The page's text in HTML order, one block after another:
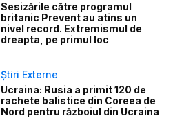
Sesizările către programul
britanic Prevent au atins un
nivel record. Extremismul de
dreapta, pe primul loc
Știri Externe
Ucraina: Rusia a primit 120 de
rachete balistice din Coreea de
Nord pentru războiul din Ucraina